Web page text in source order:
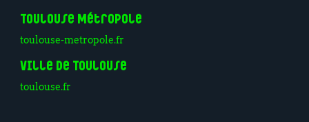
Toulouse Métropole
toulouse-metropole.fr
Ville de Toulouse
toulouse.fr